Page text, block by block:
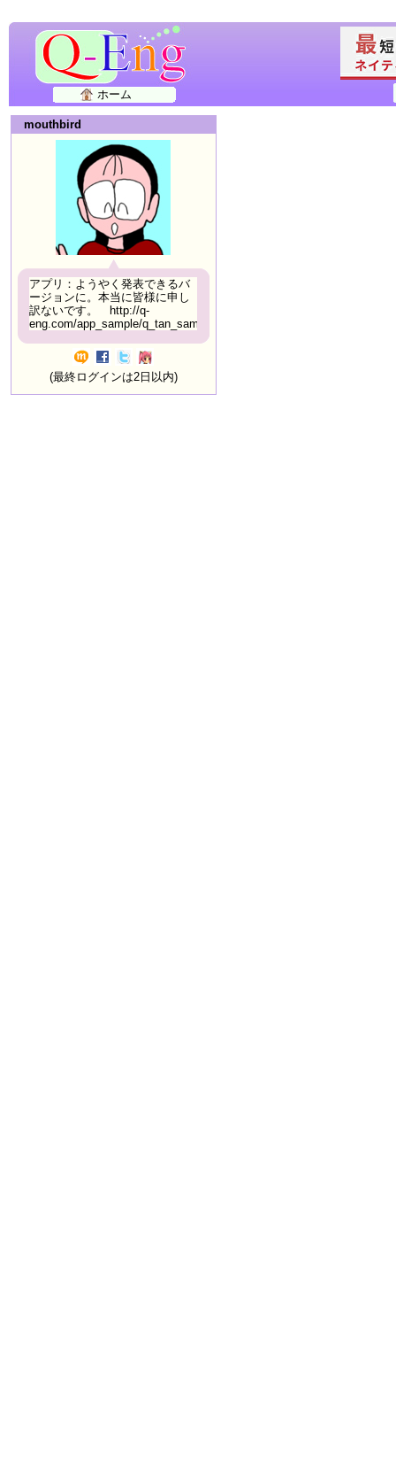
ホーム
mouthbird
アプリ：ようやく発表できるバ
ージョンに。本当に皆様に申し
訳ないです。 http://q-
eng.com/app_sample/q_tan_sample06.html
(最終ログインは2日以内)